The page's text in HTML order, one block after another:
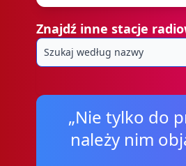
Znajdź inne stacje
„Nie tylko do
należy nim